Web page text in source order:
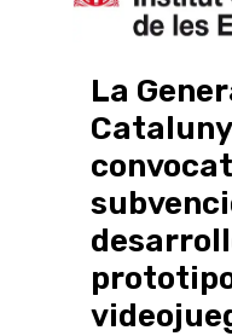
La